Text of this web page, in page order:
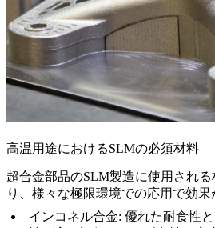
高温用途におけるSLMの必須材料
超合金部品のSLM製造に使用され
り、様々な極限環境での応用で効果
インコネル合金: 優れた耐食性